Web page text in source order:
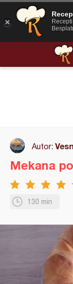
Autor:
130 min
Mekana